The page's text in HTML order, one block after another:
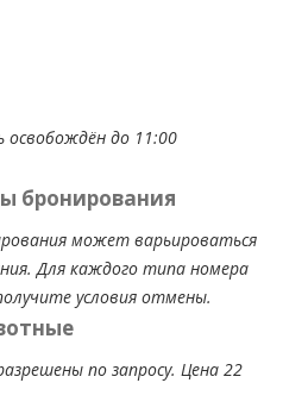
до 11:00
бронирования
может варьироваться
Для каждого типа номера
условия отмены.
по запросу. Цена 22